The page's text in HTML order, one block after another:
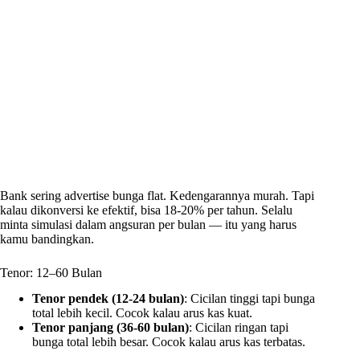
Bank sering advertise bunga flat. Kedengarannya murah. Tapi
kalau dikonversi ke efektif, bisa 18-20% per tahun. Selalu
minta simulasi dalam angsuran per bulan — itu yang harus
kamu bandingkan.
Tenor: 12–60 Bulan
Tenor pendek (12-24 bulan): Cicilan tinggi tapi bunga
total lebih kecil. Cocok kalau arus kas kuat.
Tenor panjang (36-60 bulan): Cicilan ringan tapi
bunga total lebih besar. Cocok kalau arus kas terbatas.